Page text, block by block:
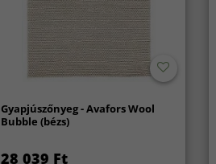
Gyapjúszőnyeg - Avafors Wool
Bubble (bézs)
28 039 Ft